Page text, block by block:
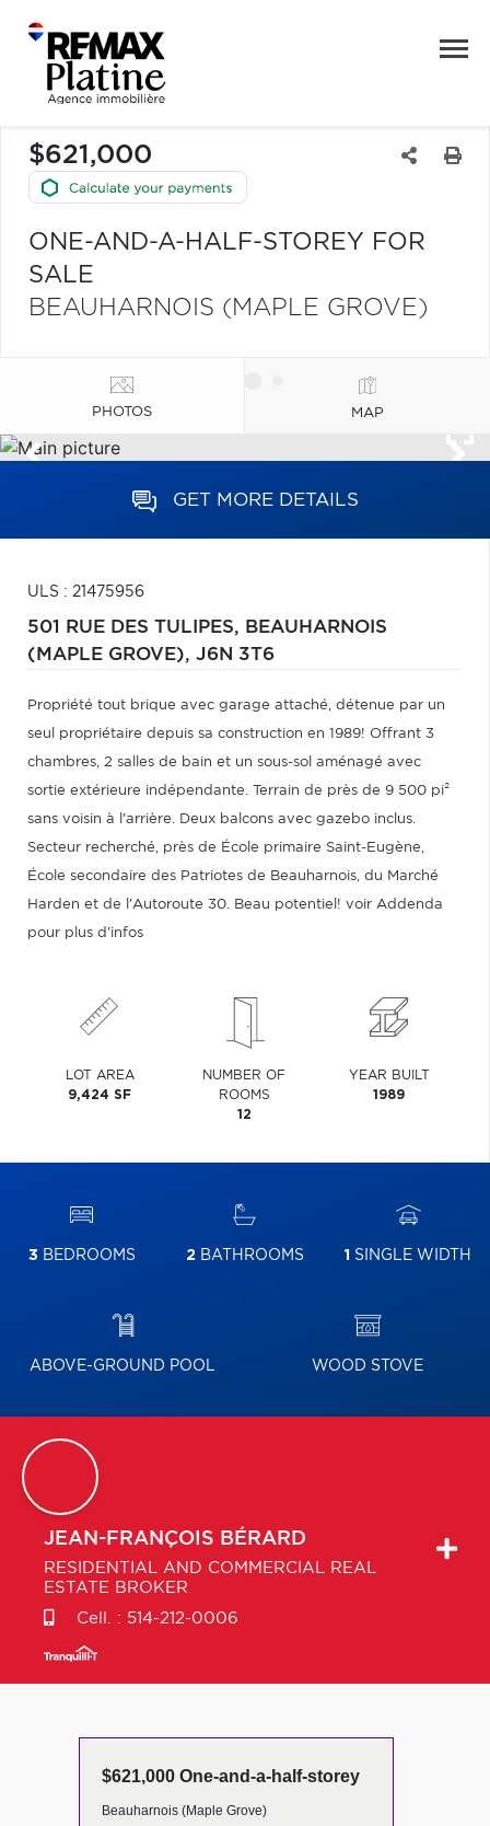
$621,000
ONE-AND-A-HALF-STOREY FOR
SALE
BEAUHARNOIS (MAPLE GROVE)
PHOTOS MAP
GET MORE DETAILS
ULS : 21475956
501 RUE DES TULIPES, BEAUHARNOIS
(MAPLE GROVE), J6N 3T6
Propriété tout brique avec garage attaché, détenue par un
seul propriétaire depuis sa construction en 1989! Offrant 3
chambres, 2 salles de bain et un sous-sol aménagé avec
sortie extérieure indépendante. Terrain de près de 9 500 pi²
sans voisin à l'arrière. Deux balcons avec gazebo inclus.
Secteur recherché, près de École primaire Saint-Eugène,
École secondaire des Patriotes de Beauharnois, du Marché
Harden et de l'Autoroute 30. Beau potentiel! voir Addenda
pour plus d'infos
LOT AREA
9,424 SF
NUMBER OF
ROOMS
12
YEAR BUILT
1989
3 BEDROOMS 2BATHROOMS 1 SINGLE WIDTH
ABOVE-GROUND POOL WOOD STOVE
JEAN-FRANÇOIS BÉRARD
RESIDENTIAL AND COMMERCIAL REAL
ESTATE BROKER
Cell. : 514-212-0006
$621,000 One-and-a-half-storey
Beauharnois (Maple Grove)